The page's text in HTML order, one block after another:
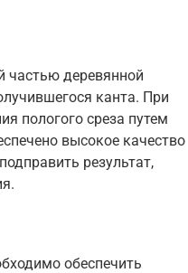
частью деревянной
канта. При
пологого среза путем
высокое качество
результат,
обеспечить